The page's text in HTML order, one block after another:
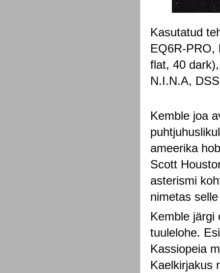
Kasutatud
EQ6R-PRO,
flat, 40
N.I.N.A,
Kemble joa
ameerika
Scott
asterismi
nimetas
Kemble järgi
tuulelohe.
Kassiopeia
Kaelkirjakus